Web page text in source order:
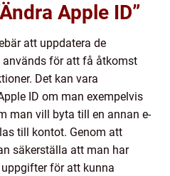
Apple ID”
att uppdatera de
för att få åtkomst
Det kan vara
ID om man exempelvis
man vill byta till en annan e-
till kontot. Genom att
säkerställa att man har
för att kunna